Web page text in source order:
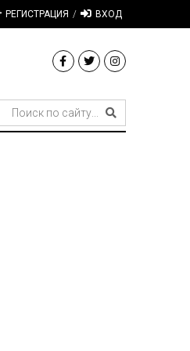
РЕГИСТРАЦИЯ / ВХОД